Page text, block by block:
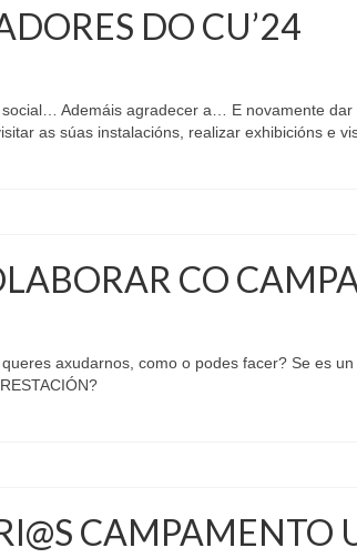
DO CU’24
Ademáis agradecer a… E novamente
as súas instalacións, realizar exhibicións e
CO
axudarnos, como o podes facer? Se es
CAMPAMENTO